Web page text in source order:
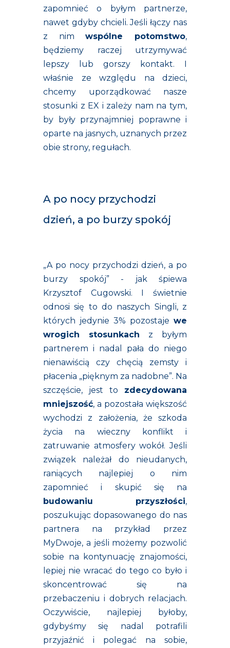
zapomnieć o byłym partnerze,
nawet gdyby chcieli. Jeśli łączy nas
z nimwspólne potomstwo,
będziemy raczej utrzymywać
lepszy lub gorszy kontakt. I
właśnie ze względu na dzieci,
chcemy uporządkować nasze
stosunki z EX i zależy nam na tym,
by były przynajmniej poprawne i
oparte na jasnych, uznanych przez
obie strony, regułach.
A po nocy przychodzi
dzień, a po burzy spokój
„A po nocy przychodzi dzień, a po
burzy spokój” - jak śpiewa
Krzysztof Cugowski. I świetnie
odnosi się to do naszych Singli, z
których jedynie 3% pozostaje we
wrogich stosunkach z byłym
partnerem i nadal pała do niego
nienawiścią czy chęcią zemsty i
płacenia „pięknym za nadobne”. Na
szczęście, jest to zdecydowana
mniejszość, a pozostała większość
wychodzi z założenia, że szkoda
życia na wieczny konflikt i
zatruwanie atmosfery wokół. Jeśli
związek należał do nieudanych,
raniących najlepiej o nim
zapomnieć i skupić się na
budowaniu przyszłości,
poszukując dopasowanego do nas
partnera na przykład przez
MyDwoje, a jeśli możemy pozwolić
sobie na kontynuację znajomości,
lepiej nie wracać do tego co było i
skoncentrować się na
przebaczeniu i dobrych relacjach.
Oczywiście, najlepiej byłoby,
gdybyśmy się nadal potrafili
przyjaźnić i polegać na sobie,